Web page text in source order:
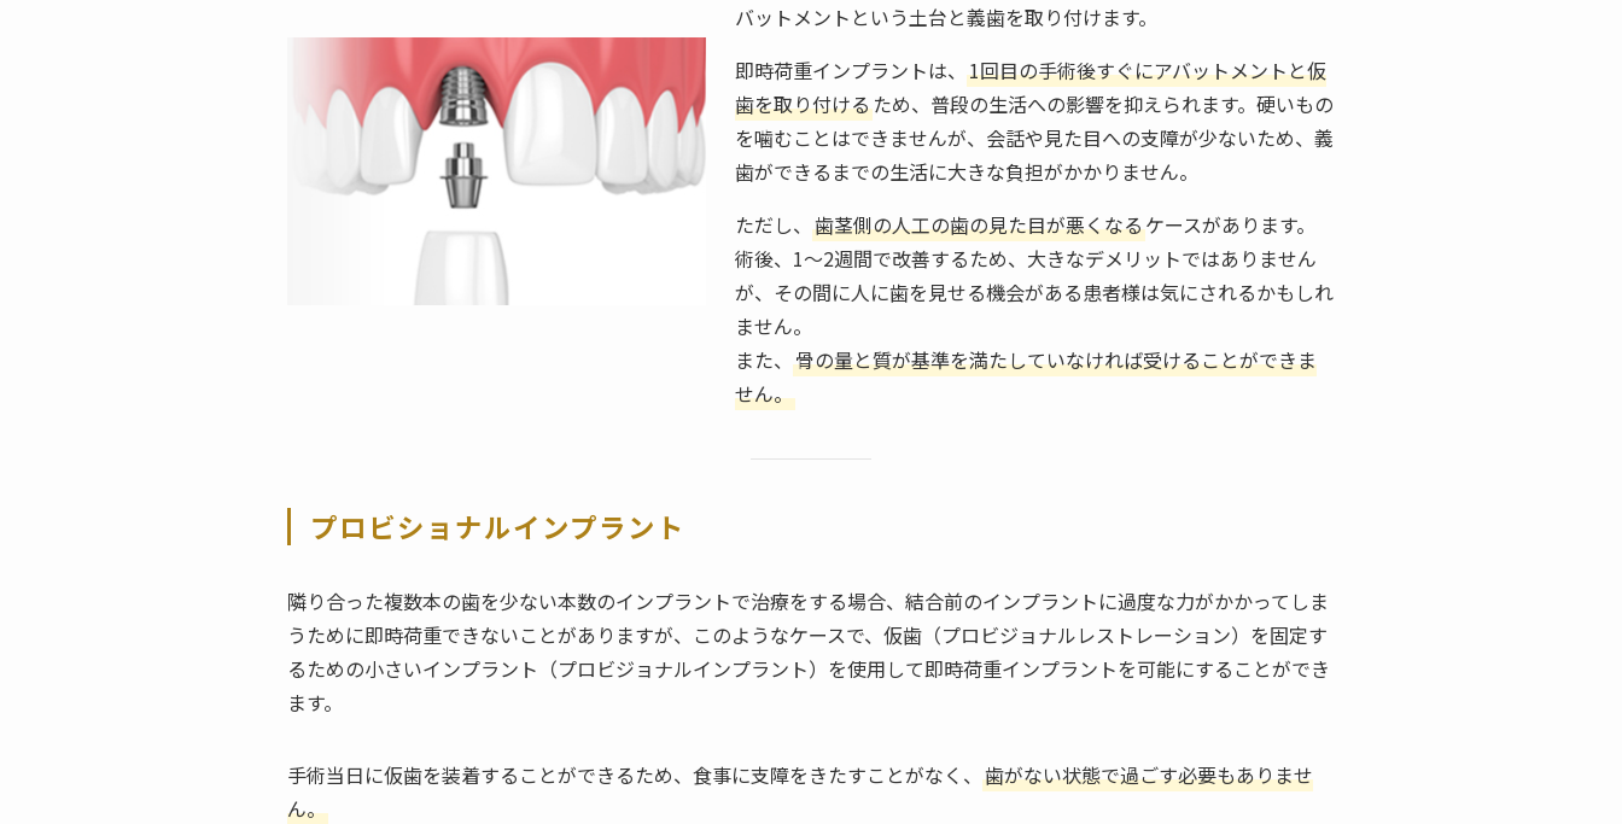
バットメントという土台と義歯を取り付けます。
即時荷重インプラントは、1回目の手術後すぐにアバットメントと仮
歯を取り付けるため、普段の生活への影響を抑えられます。硬いもの
を噛むことはできませんが、会話や見た目への支障が少ないため、義
歯ができるまでの生活に大きな負担がかかりません。
ただし、歯茎側の人工の歯の見た目が悪くなるケースがあります。
術後、1～2週間で改善するため、大きなデメリットではありません
が、その間に人に歯を見せる機会がある患者様は気にされるかもしれ
ません。
また、骨の量と質が基準を満たしていなければ受けることができま
せん。
プロビショナルインプラント
隣り合った複数本の歯を少ない本数のインプラントで治療をする場合、結合前のインプラントに過度な力がかかってしま
うために即時荷重できないことがありますが、このようなケースで、仮歯（プロビジョナルレストレーション）を固定す
るための小さいインプラント（プロビジョナルインプラント）を使用して即時荷重インプラントを可能にすることができ
ます。
手術当日に仮歯を装着することができるため、食事に支障をきたすことがなく、 歯がない状態で過ごす必要もありませ
ん。